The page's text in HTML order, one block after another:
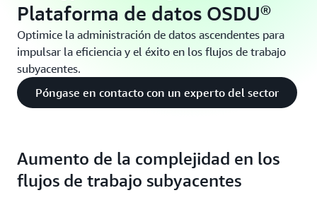
Plataforma de datos OSDU®
Optimice la administración de datos ascendentes para
impulsar la eficiencia y el éxito en los flujos de trabajo
subyacentes.
Póngase en contacto con un experto del sector
Aumento de la complejidad en los
flujos de trabajo subyacentes